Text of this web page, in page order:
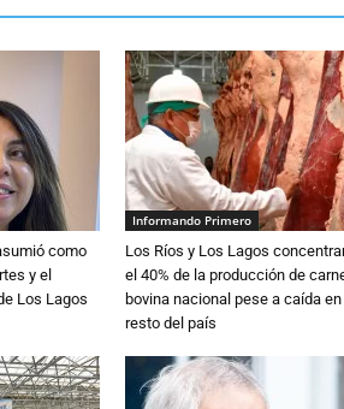
como
y el
Los Lagos
Informando Primero
Los Ríos y Los Lagos
el 40% de la producción de
bovina nacional pese a caída en
resto del país